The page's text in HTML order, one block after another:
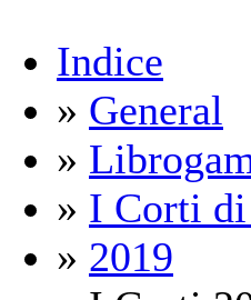
Indice
» General
»
» I Corti
» 2019